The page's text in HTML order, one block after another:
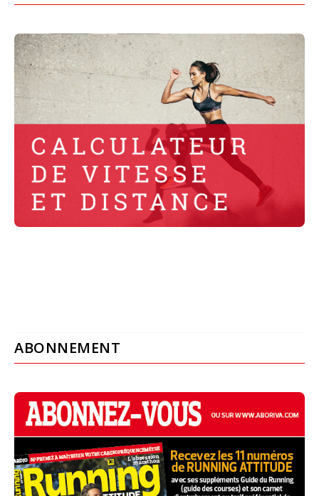
ABONNEMENT